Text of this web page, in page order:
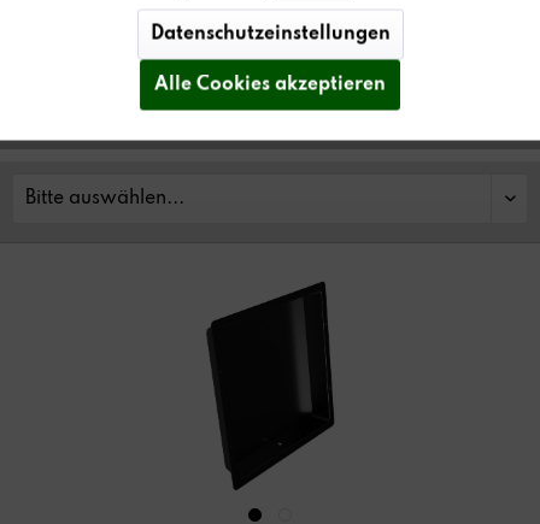
Händler finden
Datenschutzeinstellungen
Alle Cookies akzeptieren